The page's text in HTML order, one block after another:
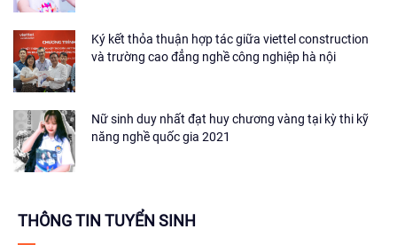
Ký kết thỏa thuận hợp tác giữa viettel construction
và trường cao đẳng nghề công nghiệp hà nội
Nữ sinh duy nhất đạt huy chương vàng tại kỳ thi kỹ
năng nghề quốc gia 2021
THÔNG TIN TUYỂN SINH